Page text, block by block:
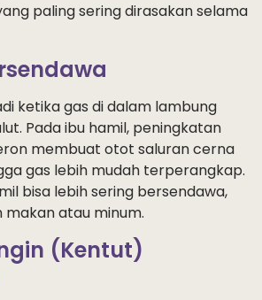
paling sering dirasakan selama
ketika gas di dalam lambung
Pada ibu hamil, peningkatan
membuat otot saluran cerna
gas lebih mudah terperangkap.
bisa lebih sering bersendawa,
atau minum.
(Kentut)